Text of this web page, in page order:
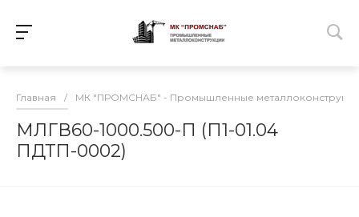
Главная / МК "ПРОМСНАБ" - Промышленные
МЛГВ60-1000.500-П (П1-01.04
ПДТП-0002)